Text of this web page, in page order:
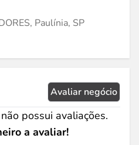
Paulínia, SP
Avaliar negócio
possui avaliações.
a avaliar!